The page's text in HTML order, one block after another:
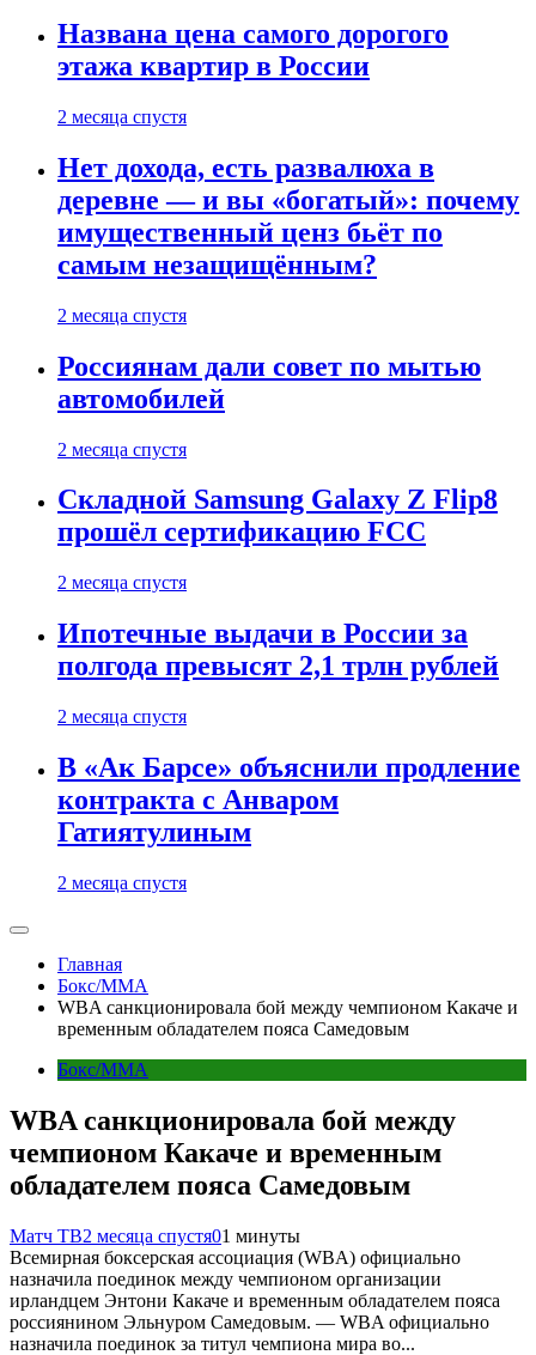
Названа цена самого дорогого
этажа квартир в России
2 месяца спустя
Нет дохода, есть развалюха в
деревне — и вы «богатый»: почему
имущественный ценз бьёт по
самым незащищённым?
2 месяца спустя
Россиянам дали совет по мытью
автомобилей
2 месяца спустя
Складной Samsung Galaxy Z Flip8
прошёл сертификацию FCC
2 месяца спустя
Ипотечные выдачи в России за
полгода превысят 2,1 трлн рублей
2 месяца спустя
В «Ак Барсе» объяснили продление
контракта с Анваром
Гатиятулиным
2 месяца спустя
Главная
Бокс/MMA
WBA санкционировала бой между чемпионом Какаче и
временным обладателем пояса Самедовым
Бокс/MMA
WBA санкционировала бой между
чемпионом Какаче и временным
обладателем пояса Самедовым
Матч ТВ2 месяца спустя01 минуты
Всемирная боксерская ассоциация (WBA) официально
назначила поединок между чемпионом организации
ирландцем Энтони Какаче и временным обладателем пояса
россиянином Эльнуром Самедовым. — WBA официально
назначила поединок за титул чемпиона мира во...